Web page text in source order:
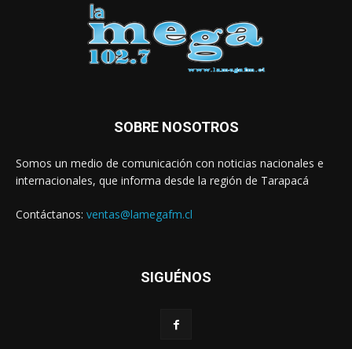
SOBRE NOSOTROS
Somos un medio de comunicación con noticias nacionales e
internacionales, que informa desde la región de Tarapacá
Contáctanos: ventas@lamegafm.cl
SIGUÉNOS